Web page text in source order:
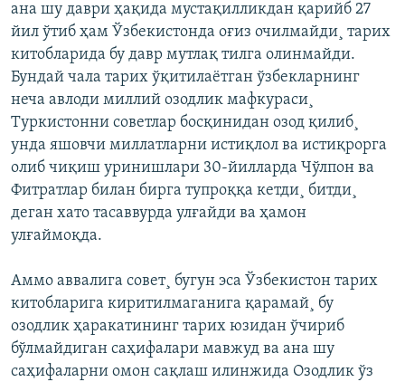
ана шу даври ҳақида мустақилликдан қарийб 27
йил ўтиб ҳам Ўзбекистонда оғиз очилмайди¸ тарих
китобларида бу давр мутлақ тилга олинмайди.
Бундай чала тарих ўқитилаëтган ўзбекларнинг
неча авлоди миллий озодлик мафкураси¸
Туркистонни советлар босқинидан озод қилиб¸
унда яшовчи миллатларни истиқлол ва истиқрорга
олиб чиқиш уринишлари 30-йилларда Чўлпон ва
Фитратлар билан бирга тупроққа кетди¸ битди¸
деган хато тасаввурда улғайди ва ҳамон
улғаймоқда.
Аммо аввалига совет¸ бугун эса Ўзбекистон тарих
китобларига киритилмаганига қарамай¸ бу
озодлик ҳаракатининг тарих юзидан ўчириб
бўлмайдиган саҳифалари мавжуд ва ана шу
саҳифаларни омон сақлаш илинжида Озодлик ўз